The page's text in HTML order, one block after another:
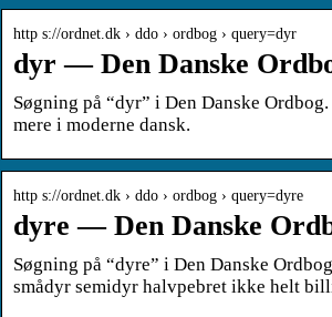
http s://ordnet.dk › ddo › ordbog › query=dyr
dyr — Den Danske
Søgning på “dyr” i Den Danske
mere i moderne dansk.
http s://ordnet.dk › ddo › ordbog › query=dyre
dyre — Den Danske
Søgning på “dyre” i Den Danske
smådyr semidyr halvpebret ikke helt